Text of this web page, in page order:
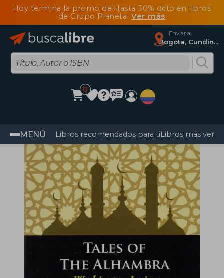
Hoy termina la promo de Hasta 30% dcto en libros
de Grupo Planeta Ver más
Enviar a
Bogota, Cundinamarca
0
MENÚ Libros recomendados para tiLibros más